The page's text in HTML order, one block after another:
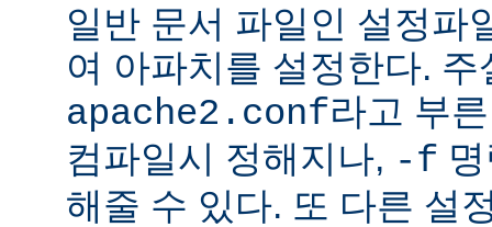
일반 문서 파일인 설정파
여 아파치를 설정한다.
apache2.conf라고 부
컴파일시 정해지나, -f
해줄 수 있다. 또 다른 설